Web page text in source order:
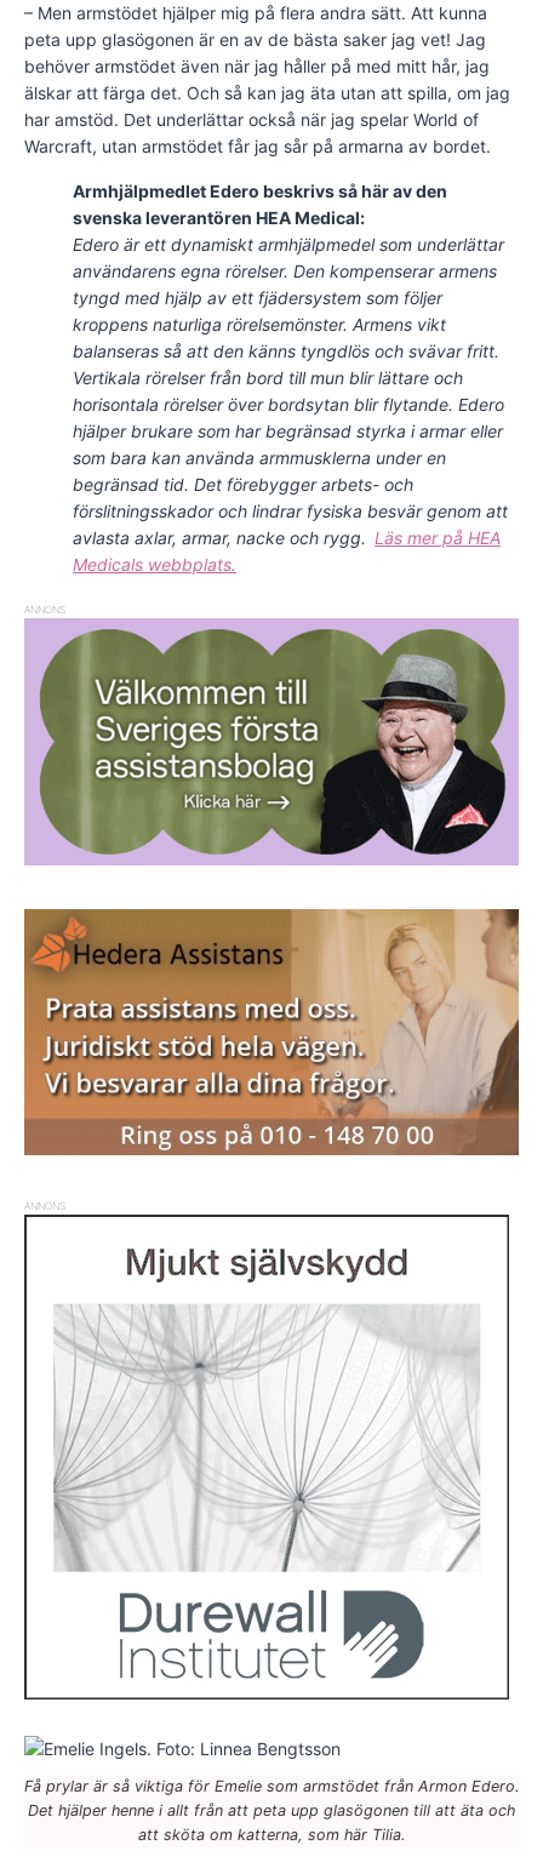
– Men armstödet hjälper mig på flera andra sätt. Att kunna
peta upp glasögonen är en av de bästa saker jag vet! Jag
behöver armstödet även när jag håller på med mitt hår, jag
älskar att färga det. Och så kan jag äta utan att spilla, om jag
har amstöd. Det underlättar också när jag spelar World of
Warcraft, utan armstödet får jag sår på armarna av bordet.
Armhjälpmedlet Edero beskrivs så här av den
svenska leverantören HEA Medical:
Edero är ett dynamiskt armhjälpmedel som underlättar
användarens egna rörelser. Den kompenserar armens
tyngd med hjälp av ett fjädersystem som följer
kroppens naturliga rörelsemönster. Armens vikt
balanseras så att den känns tyngdlös och svävar fritt.
Vertikala rörelser från bord till mun blir lättare och
horisontala rörelser över bordsytan blir flytande. Edero
hjälper brukare som har begränsad styrka i armar eller
som bara kan använda armmusklerna under en
begränsad tid. Det förebygger arbets- och
förslitningsskador och lindrar fysiska besvär genom att
avlasta axlar, armar, nacke och rygg. Läs mer på HEA
Medicals webbplats.
ANNONS
ANNONS
Få prylar är så viktiga för Emelie som armstödet från Armon Edero.
Det hjälper henne i allt från att peta upp glasögonen till att äta och
att sköta om katterna, som här Tilia.